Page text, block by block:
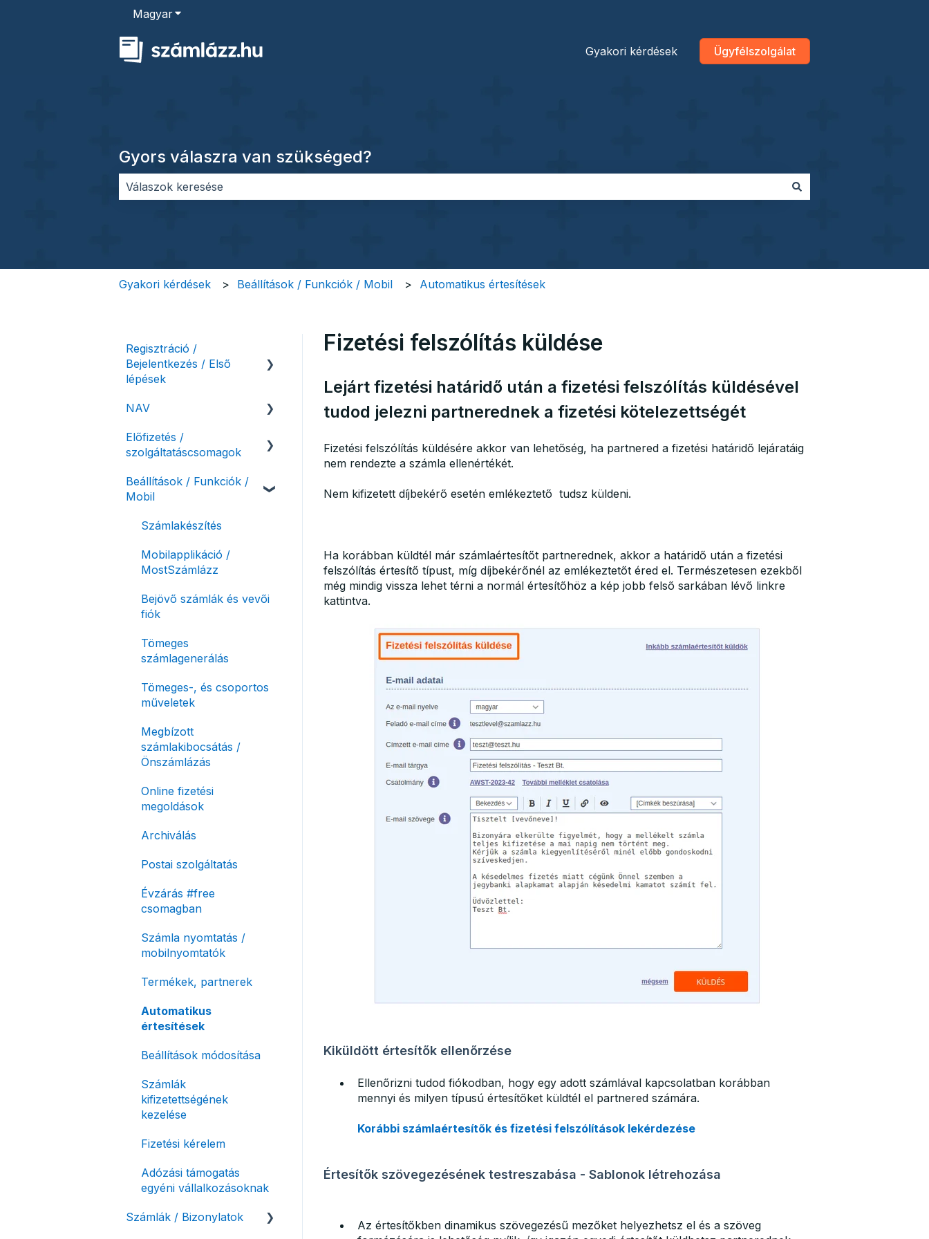
MagyarAlmenü megjelenítése fordításokhoz
Gyakori kérdések Ügyfélszolgálat
Gyors válaszra van szükséged?
Gyakori kérdések Beállítások / Funkciók / Mobil Automatikus értesítések
Fizetési felszólítás küldése
Lejárt fizetési határidő után a fizetési felszólítás küldésével
tudod jelezni partnerednek a fizetési kötelezettségét
Fizetési felszólítás küldésére akkor van lehetőség, ha partnered a fizetési határidő lejáratáig
nem rendezte a számla ellenértékét.
Nem kifizetett díjbekérő esetén emlékeztető tudsz küldeni.
Ha korábban küldtél már számlaértesítőt partnerednek, akkor a határidő után a fizetési
felszólítás értesítő típust, míg díjbekérőnél az emlékeztetőt éred el. Természetesen ezekből
még mindig vissza lehet térni a normál értesítőhöz a kép jobb felső sarkában lévő linkre
kattintva.
Kiküldött értesítők ellenőrzése
Ellenőrizni tudod fiókodban, hogy egy adott számlával kapcsolatban korábban
mennyi és milyen típusú értesítőket küldtél el partnered számára.
Korábbi számlaértesítők és fizetési felszólítások lekérdezése
Értesítők szövegezésének testreszabása - Sablonok létrehozása
Az értesítőkben dinamikus szövegezésű mezőket helyezhetsz el és a szöveg
Regisztráció /
Bejelentkezés / Első
lépések
Felhasználó beállításai
Számlázási fiók kezdő
beállításai, első lépések
NAV
NAV online
adatszolgáltatás
Adóhatósági ellenőrzés
adatszolgáltatás
NAV pénztárgép feladás
Számlaverzum
Előfizetés /
szolgáltatáscsomagok
Szolgáltatáscsomag
kiválasztása
Szolgáltatáscsomag
Fiók / felhasználó
Díjfizetés / díjtartozás /
Fizetési módok
Beállítások / Funkciók /
Mobil
Számlakészítés
Mobilapplikáció /
MostSzámlázz
Bejövő számlák és vevői
fiók
Tömeges
számlagenerálás
Tömeges-, és csoportos
műveletek
Megbízott
számlakibocsátás /
Önszámlázás
Online fizetési
megoldások
Archiválás
Postai szolgáltatás
Évzárás #free
csomagban
Számla nyomtatás /
mobilnyomtatók
Termékek, partnerek
Automatikus
értesítések
Beállítások módosítása
Számlák
kifizetettségének
kezelése
Fizetési kérelem
Adózási támogatás
egyéni vállalkozásoknak
Számlák / Bizonylatok